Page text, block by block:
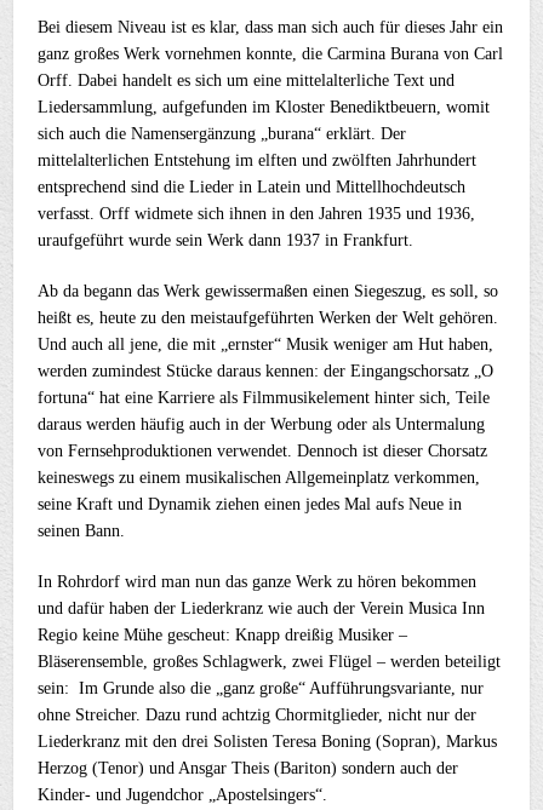
Bei diesem Niveau ist es klar, dass man sich auch für dieses Jahr ein
ganz großes Werk vornehmen konnte, die Carmina Burana von Carl
Orff. Dabei handelt es sich um eine mittelalterliche Text und
Liedersammlung, aufgefunden im Kloster Benediktbeuern, womit
sich auch die Namensergänzung „burana“ erklärt. Der
mittelalterlichen Entstehung im elften und zwölften Jahrhundert
entsprechend sind die Lieder in Latein und Mittellhochdeutsch
verfasst. Orff widmete sich ihnen in den Jahren 1935 und 1936,
uraufgeführt wurde sein Werk dann 1937 in Frankfurt.
Ab da begann das Werk gewissermaßen einen Siegeszug, es soll, so
heißt es, heute zu den meistaufgeführten Werken der Welt gehören.
Und auch all jene, die mit „ernster“ Musik weniger am Hut haben,
werden zumindest Stücke daraus kennen: der Eingangschorsatz „O
fortuna“ hat eine Karriere als Filmmusikelement hinter sich, Teile
daraus werden häufig auch in der Werbung oder als Untermalung
von Fernsehproduktionen verwendet. Dennoch ist dieser Chorsatz
keineswegs zu einem musikalischen Allgemeinplatz verkommen,
seine Kraft und Dynamik ziehen einen jedes Mal aufs Neue in
seinen Bann.
In Rohrdorf wird man nun das ganze Werk zu hören bekommen
und dafür haben der Liederkranz wie auch der Verein Musica Inn
Regio keine Mühe gescheut: Knapp dreißig Musiker –
Bläserensemble, großes Schlagwerk, zwei Flügel – werden beteiligt
sein: Im Grunde also die „ganz große“ Aufführungsvariante, nur
ohne Streicher. Dazu rund achtzig Chormitglieder, nicht nur der
Liederkranz mit den drei Solisten Teresa Boning (Sopran), Markus
Herzog (Tenor) und Ansgar Theis (Bariton) sondern auch der
Kinder- und Jugendchor „Apostelsingers“.